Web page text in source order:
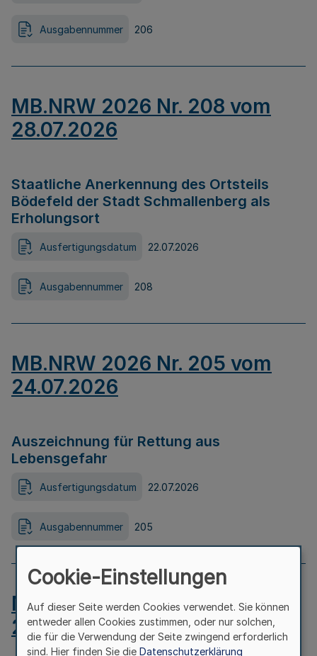
Ausgabennummer 206
MB.NRW 2026 Nr. 208 vom
28.07.2026
Staatliche Anerkennung des Ortsteils
Bödefeld der Stadt Schmallenberg als
Erholungsort
Ausfertigungsdatum 22.07.2026
Ausgabennummer 208
MB.NRW 2026 Nr. 205 vom
24.07.2026
Auszeichnung für Rettung aus
Lebensgefahr
Ausfertigungsdatum 22.07.2026
Ausgabennummer 205
MB.NRW 2026 Nr. 204 vom
24.07.2026
Cookie-Einstellungen
Auf dieser Seite werden Cookies verwendet. Sie können
entweder allen Cookies zustimmen, oder nur solchen,
die für die Verwendung der Seite zwingend erforderlich
sind. Hier finden Sie die Datenschutzerklärung